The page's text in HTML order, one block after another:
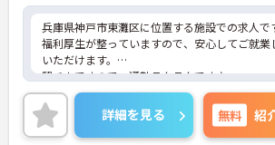
兵庫県神戸市東灘区に位置する施設での求人で
福利厚生が整っていますので、安心してご就業
いただけます。
駅チカですので、通勤ラクラクです♪
ご興味のある方には、面接対策ポイントなど、
に詳細をお話しいたしますので、お気軽にご相
ださい。
詳細を見る 無料 紹